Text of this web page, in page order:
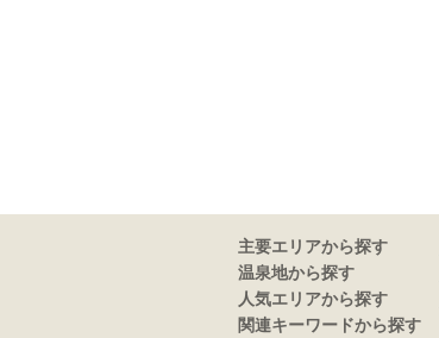
主要エリアから探す
温泉地から探す
人気エリアから探す
関連キーワードから探す